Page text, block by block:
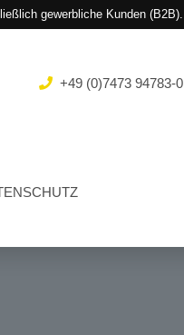
gewerbliche Kunden (B2B).
+49 (0)7473 94783-0